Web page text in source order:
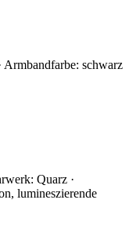
Armbandfarbe: schwarz
Quarz ·
lumineszierende